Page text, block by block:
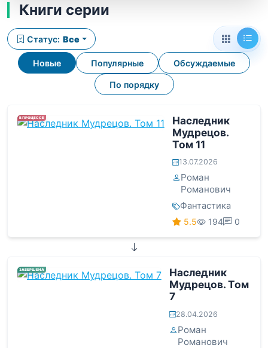
Книги серии
Новые Популярные Обсуждаемые
По порядку
Статус: Все
В ПРОЦЕССЕ
Наследник
Мудрецов.
Том 11
13.07.2026
Роман
Романович
Фантастика
5.5 194 0
ЗАВЕРШЕНА
Наследник
Мудрецов. Том
7
28.04.2026
Роман
Романович